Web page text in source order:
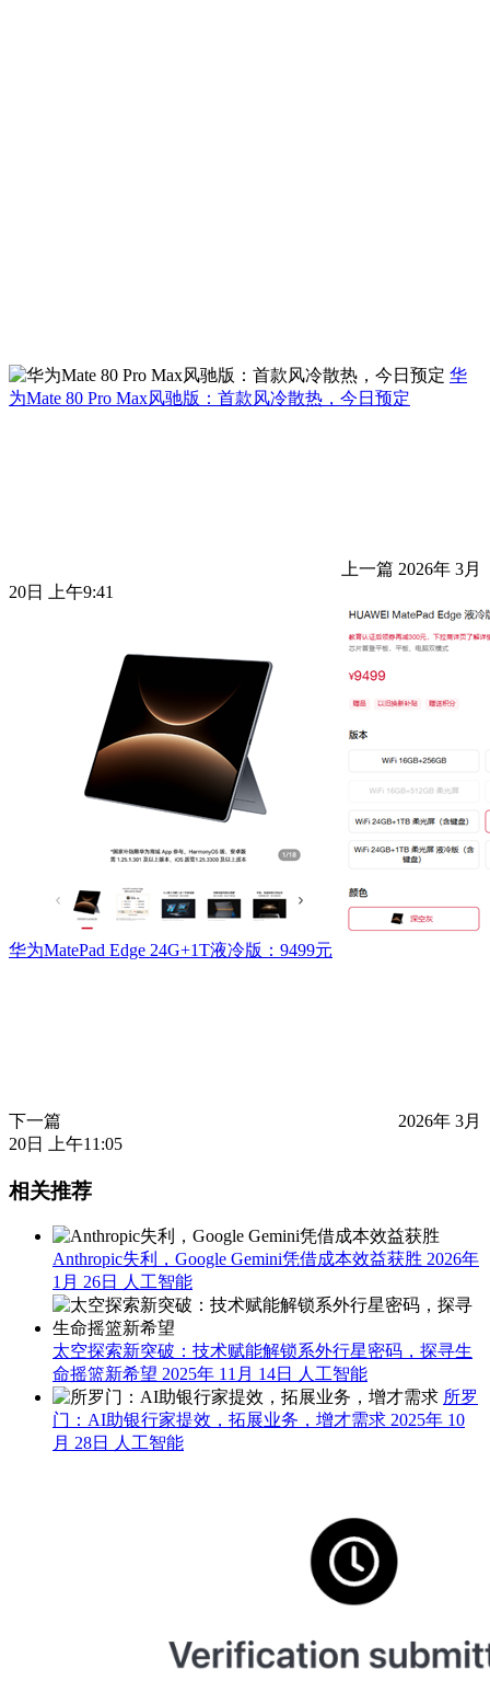
华
为Mate 80 Pro Max风驰版：首款风冷散热，今日预定
上一篇 2026年 3月
20日 上午9:41
华为MatePad Edge 24G+1T液冷版：9499元
下一篇
2026年 3月
20日 上午11:05
相关推荐
Anthropic失利，Google Gemini凭借成本效益获胜 2026年
1月 26日
人工智能
太空探索新突破：技术赋能解锁系外行星密码，探寻生
命摇篮新希望 2025年 11月 14日
人工智能
所罗
门：AI助银行家提效，拓展业务，增才需求 2025年 10
月 28日
人工智能